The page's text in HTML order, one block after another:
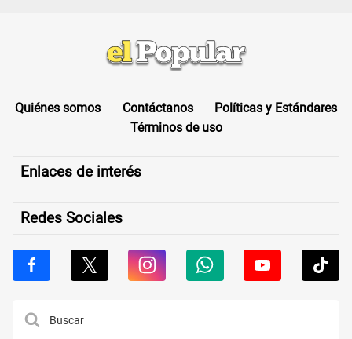
Quiénes somos Contáctanos
Políticas y Estándares
Términos de uso
Enlaces de interés
Redes Sociales